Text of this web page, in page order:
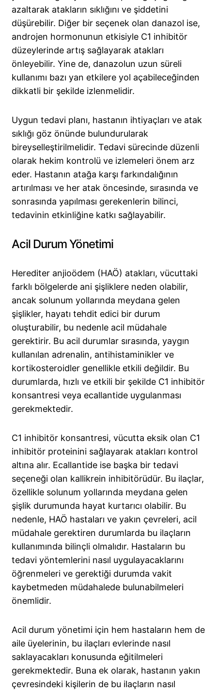
azaltarak atakların sıklığını ve şiddetini
düşürebilir. Diğer bir seçenek olan danazol ise,
androjen hormonunun etkisiyle C1 inhibitör
düzeylerinde artış sağlayarak atakları
önleyebilir. Yine de, danazolun uzun süreli
kullanımı bazı yan etkilere yol açabileceğinden
dikkatli bir şekilde izlenmelidir.
Uygun tedavi planı, hastanın ihtiyaçları ve atak
sıklığı göz önünde bulundurularak
bireyselleştirilmelidir. Tedavi sürecinde düzenli
olarak hekim kontrolü ve izlemeleri önem arz
eder. Hastanın atağa karşı farkındalığının
artırılması ve her atak öncesinde, sırasında ve
sonrasında yapılması gerekenlerin bilinci,
tedavinin etkinliğine katkı sağlayabilir.
Acil Durum Yönetimi
Herediter anjioödem (HAÖ) atakları, vücuttaki
farklı bölgelerde ani şişliklere neden olabilir,
ancak solunum yollarında meydana gelen
şişlikler, hayatı tehdit edici bir durum
oluşturabilir, bu nedenle acil müdahale
gerektirir. Bu acil durumlar sırasında, yaygın
kullanılan adrenalin, antihistaminikler ve
kortikosteroidler genellikle etkili değildir. Bu
durumlarda, hızlı ve etkili bir şekilde C1 inhibitör
konsantresi veya ecallantide uygulanması
gerekmektedir.
C1 inhibitör konsantresi, vücutta eksik olan C1
inhibitör proteinini sağlayarak atakları kontrol
altına alır. Ecallantide ise başka bir tedavi
seçeneği olan kallikrein inhibitörüdür. Bu ilaçlar,
özellikle solunum yollarında meydana gelen
şişlik durumunda hayat kurtarıcı olabilir. Bu
nedenle, HAÖ hastaları ve yakın çevreleri, acil
müdahale gerektiren durumlarda bu ilaçların
kullanımında bilinçli olmalıdır. Hastaların bu
tedavi yöntemlerini nasıl uygulayacaklarını
öğrenmeleri ve gerektiği durumda vakit
kaybetmeden müdahalede bulunabilmeleri
önemlidir.
Acil durum yönetimi için hem hastaların hem de
aile üyelerinin, bu ilaçları evlerinde nasıl
saklayacakları konusunda eğitilmeleri
gerekmektedir. Buna ek olarak, hastanın yakın
çevresindeki kişilerin de bu ilaçların nasıl